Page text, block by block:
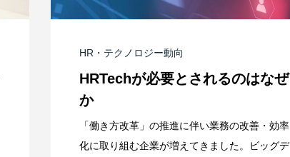
HR・テクノロジー動向
HRTechが必要とされるのはなぜ
か
「働き方改革」の推進に伴い業務の改善・効率
化に取り組む企業が増えてきました。ビッグデ